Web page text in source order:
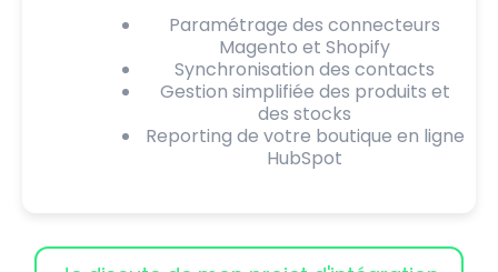
Paramétrage des connecteurs
Magento et Shopify
Synchronisation des contacts
Gestion simplifiée des produits et
des stocks
Reporting de votre boutique en ligne
HubSpot